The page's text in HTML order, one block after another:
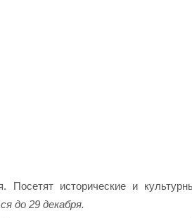
Посетят исторические и
до 29 декабря.